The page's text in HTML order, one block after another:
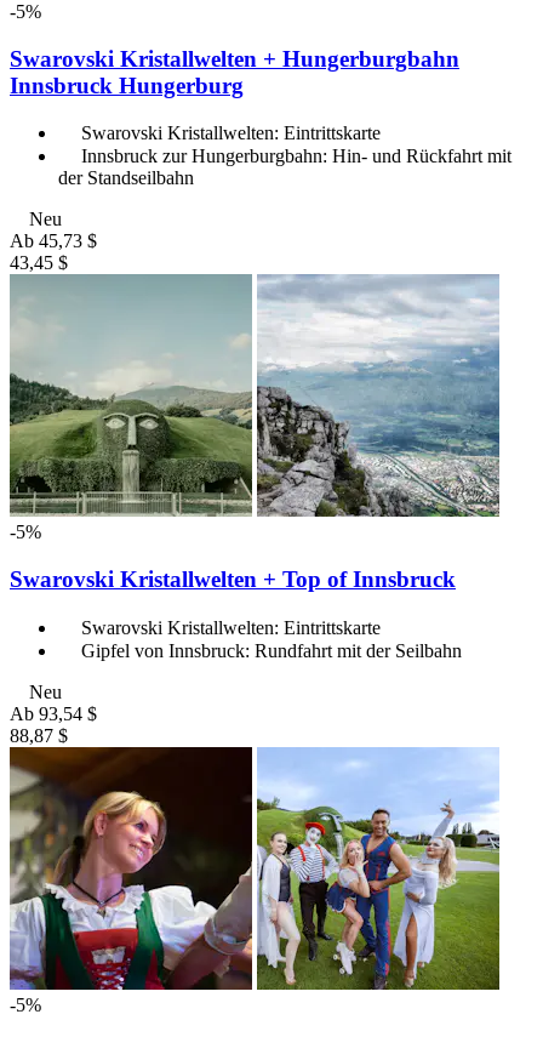
-5%
Swarovski Kristallwelten + Hungerburgbahn
Innsbruck Hungerburg
Swarovski Kristallwelten: Eintrittskarte
Innsbruck zur Hungerburgbahn: Hin- und Rückfahrt mit
der Standseilbahn
Neu
Ab 45,73 $
43,45 $
-5%
Swarovski Kristallwelten + Top of Innsbruck
Swarovski Kristallwelten: Eintrittskarte
Gipfel von Innsbruck: Rundfahrt mit der Seilbahn
Neu
Ab 93,54 $
88,87 $
-5%